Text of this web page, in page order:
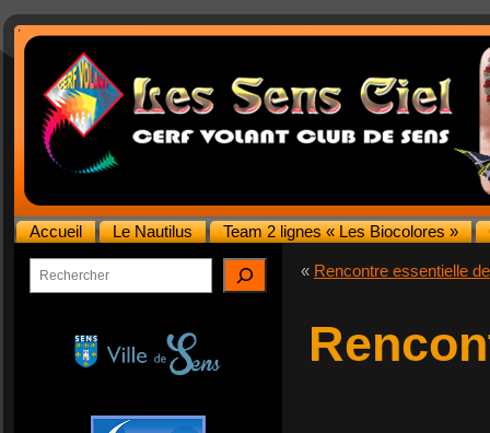
Accueil Le Nautilus Team 2 lignes « Les Biocolores »
Rechercher
« Rencontre essentielle